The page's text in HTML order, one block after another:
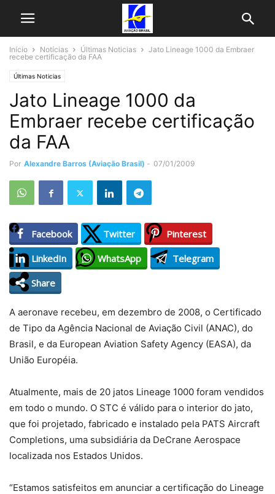
Início Notícias Últimas Noticias
Jato Lineage 1000 da Embraer
recebe certificação da FAA
Últimas Noticias
Jato Lineage 1000 da
Embraer recebe certificação
da FAA
Por Alexandre Barros (Aviação Brasil) - 07/01/2009
Facebook Twitter
Pinterest
LinkedIn
WhatsApp
Telegram
Share
A aeronave recebeu, em dezembro de 2008, o Certificado
de Tipo da Agência Nacional de Aviação Civil (ANAC), do
Brasil, e da European Aviation Safety Agency (EASA), da
União Européia.
Atualmente, mais de 20 jatos Lineage 1000 foram vendidos
em todo o mundo. O STC é válido para o interior do jato,
que foi projetado, fabricado e instalado pela PATS Aircraft
Completions, uma subsidiária da DeCrane Aerospace
localizada nos Estados Unidos.
“Estamos satisfeitos em anunciar a certificação do Lineage